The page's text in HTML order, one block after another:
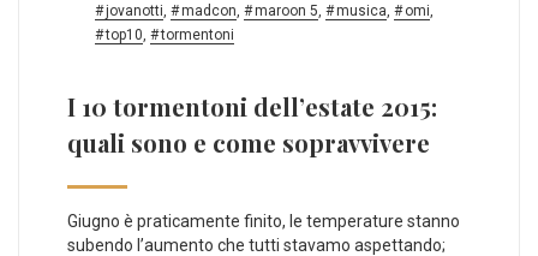
jovanotti
madcon maroon 5 musica omi
top10
tormentoni
I 10 tormentoni dell’estate 2015:
quali sono e come sopravvivere
Giugno è praticamente finito, le temperature stanno
subendo l’aumento che tutti stavamo aspettando;